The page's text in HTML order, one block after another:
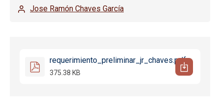
Jose Ramón Chaves García
requerimiento_preliminar_jr_chaves.pdf
375.38 KB